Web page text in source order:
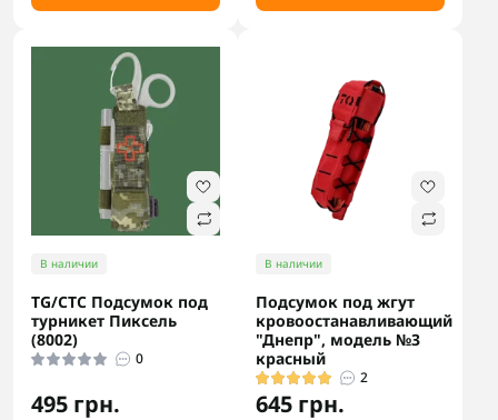
В наличии
TG/CTC Подсумок под
турникет Пиксель
(8002)
0
495 грн.
В наличии
Подсумок под жгут
кровоостанавливающий
"Днепр", модель №3
красный
2
645 грн.